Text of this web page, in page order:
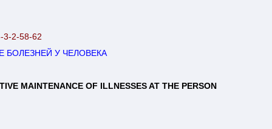
3-2-58-62
БОЛЕЗНЕЙ У ЧЕЛОВЕКА
MAINTENANCE OF ILLNESSES AT THE PERSON